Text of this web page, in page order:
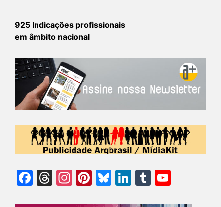
925 Indicações profissionais
em âmbito nacional
Facebook
Threads
Instagram
Pinterest
Bluesky
LinkedIn
Tumblr